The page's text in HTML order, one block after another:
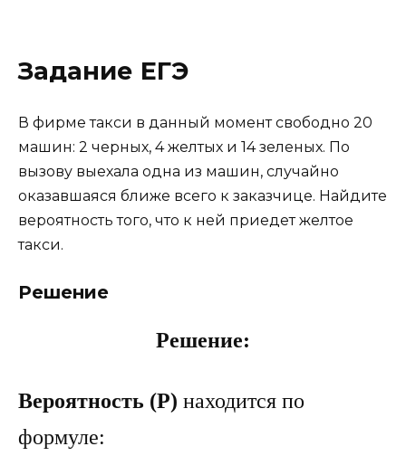
Задание ЕГЭ
В фирме такси в данный момент свободно 20
машин: 2 черных, 4 желтых и 14 зеленых. По
вызову выехала одна из машин, случайно
оказавшаяся ближе всего к заказчице. Найдите
вероятность того, что к ней приедет желтое
такси.
Решение
Решение:
Вероятность (P) находится по
формуле: